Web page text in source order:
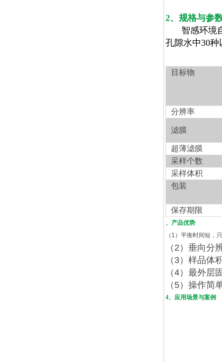
2、规格与参
智感环境
孔隙水中30种
目标物
分辨率
滤膜
超薄滤膜
采样个数
采样体积
包装
保存期限
、产品优势
（ 1 ）平衡时间短，
（ 2 ）垂向分
（ 3）样品体
（4）最外层
（ 5）操作简
4、应用场景与案例